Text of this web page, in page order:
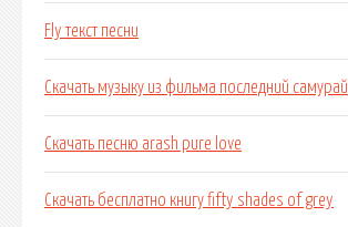
Fly текст песни
Скачать музыку из фильма последний самурай
Скачать песню arash pure love
Скачать бесплатно книгу fifty shades of grey